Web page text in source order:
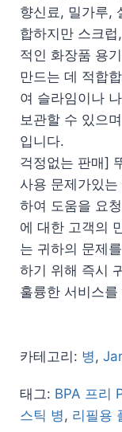
향신료, 밀가루,
합하지만 스크
적인 화장품 용
만드는 데 적합
여 슬라임이나
보관할 수 있으
입니다.
걱정없는 판매]
사용 문제가있
하여 도움을 요
에 대한 고객의
는 귀하의 문제
하기 위해 즉시
훌륭한 서비스
카테고리: 병,
태그: BPA 프리
스틱 병, 리필용